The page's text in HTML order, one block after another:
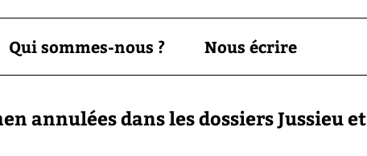
Qui sommes-nous ? Nous écrire
annulées dans les dossiers Jussieu et